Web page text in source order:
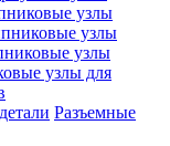
узлы
узлы
узлы
узлы для
Разъемные